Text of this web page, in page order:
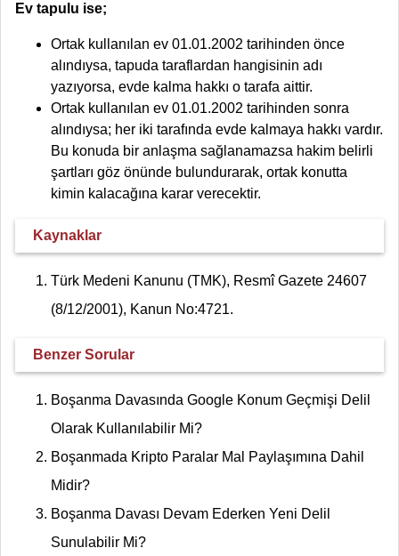
Ev tapulu ise;
Ortak kullanılan ev 01.01.2002 tarihinden önce
alındıysa, tapuda taraflardan hangisinin adı
yazıyorsa, evde kalma hakkı o tarafa aittir.
Ortak kullanılan ev 01.01.2002 tarihinden sonra
alındıysa; her iki tarafında evde kalmaya hakkı vardır.
Bu konuda bir anlaşma sağlanamazsa hakim belirli
şartları göz önünde bulundurarak, ortak konutta
kimin kalacağına karar verecektir.
Kaynaklar
Türk Medeni Kanunu (TMK), Resmî Gazete 24607
(8/12/2001), Kanun No:4721.
Benzer Sorular
Boşanma Davasında Google Konum Geçmişi Delil
Olarak Kullanılabilir Mi?
Boşanmada Kripto Paralar Mal Paylaşımına Dahil
Midir?
Boşanma Davası Devam Ederken Yeni Delil
Sunulabilir Mi?